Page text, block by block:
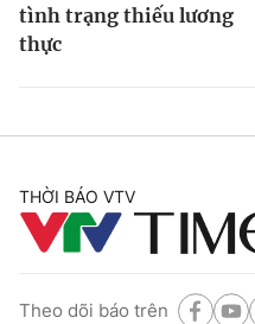
tình trạng thiếu lương
thực
THỜI BÁO VTV
Theo dõi báo trên